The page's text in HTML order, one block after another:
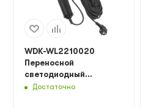
WDK-WL2210020
Переносной
светодиодный
светильник XL, 220 В,
Достаточно